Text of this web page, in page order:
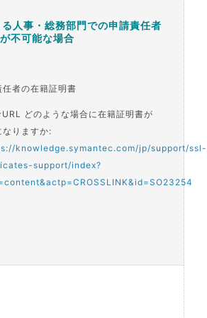
人事・総務部門での申請責任者
不可能な場合
任者の在籍証明書
どのような場合に在籍証明書が
なりますか:
knowledge.symantec.com/jp/support/ssl-
support/index?